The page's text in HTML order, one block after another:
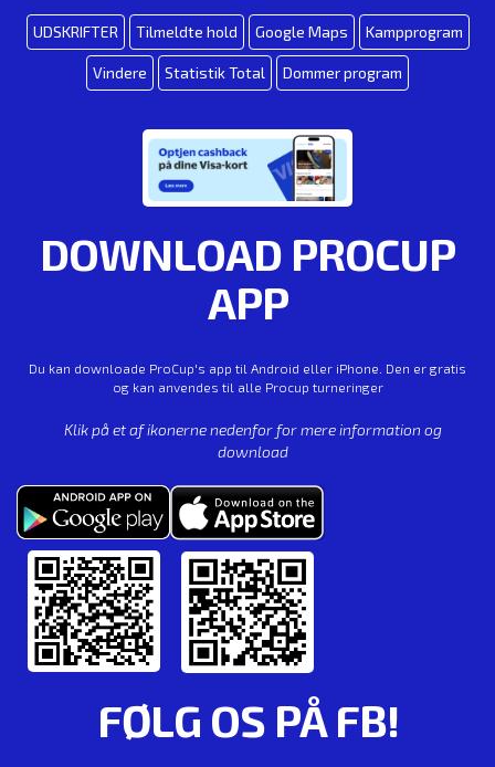
UDSKRIFTER Tilmeldte hold Google Maps Kampprogram
Vindere Statistik Total Dommer program
DOWNLOAD PROCUP
APP
Du kan downloade ProCup's app til Android eller iPhone. Den er gratis
og kan anvendes til alle Procup turneringer
Klik på et af ikonerne nedenfor for mere information og
download
FØLG OS PÅ FB!